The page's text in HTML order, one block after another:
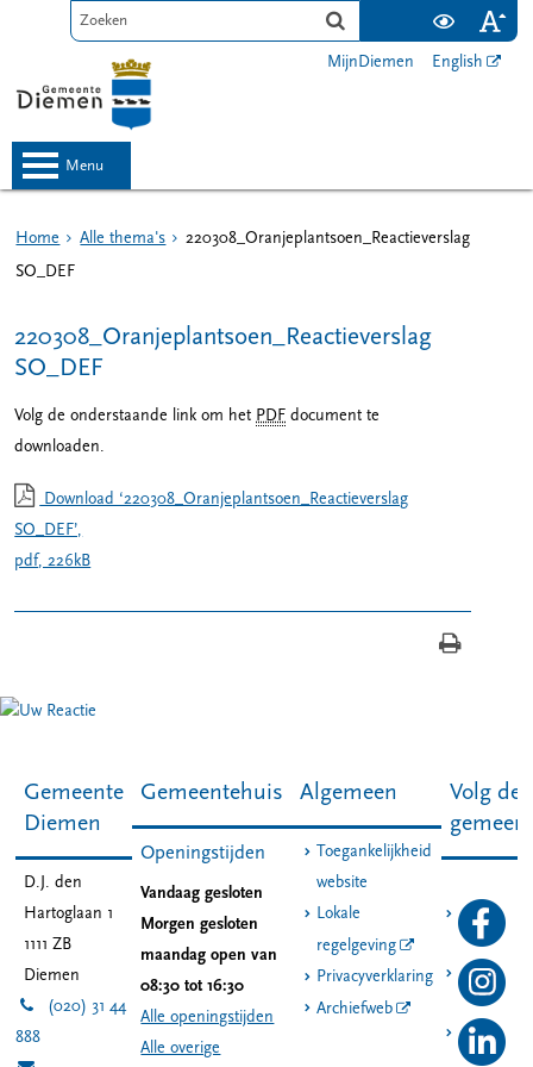
MijnDiemen English
menu
Home Alle thema's
220308_Oranjeplantsoen_Reactieverslag
SO_DEF
220308_Oranjeplantsoen_Reactieverslag
SO_DEF
Volg de onderstaande link om hetPDF document te
downloaden.
Download ‘220308_Oranjeplantsoen_Reactieverslag
SO_DEF’,
pdf, 226kB
Gemeente
Diemen
D.J. den
Hartoglaan 1
1111 ZB
Diemen
(020) 31 44
888
Gemeentehuis
Openingstijden
Vandaag gesloten
Morgen gesloten
maandag open van
08:30 tot 16:30
Alle openingstijden
Alle overige
Algemeen
Toegankelijkheid
website
Lokale
regelgeving
Privacyverklaring
Archiefweb
Volg de